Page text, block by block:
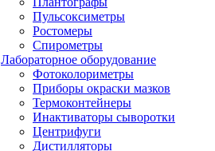
Пульсоксиметры
Ростомеры
Спирометры
Лабораторное оборудование
Фотоколориметры
Приборы окраски мазков
Термоконтейнеры
Инактиваторы сыворотки
Центрифуги
Дистилляторы